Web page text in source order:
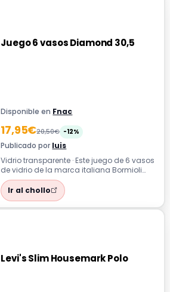
Juego 6 vasos Diamond 30,5
Disponible en Fnac
17,95€20,50€ -12%
Publicado por luis
Vidrio transparente · Este juego de 6 vasos
de vidrio de la marca italiana Bormioli
Rocco presenta un diseño con dibu...
Ir al chollo
Levi's Slim Housemark Polo